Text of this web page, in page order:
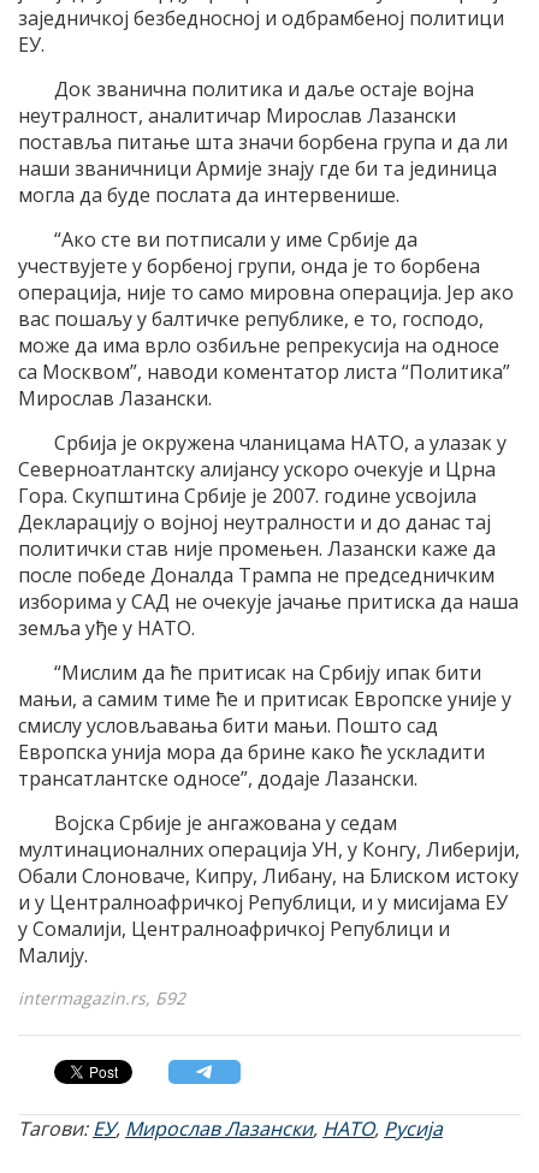
заједничкој безбедносној и одбрамбеној политици
ЕУ.
Док званична политика и даље остаје војна
неутралност, аналитичар Мирослав Лазански
поставља питање шта значи борбена група и да ли
наши званичници Армије знају где би та јединица
могла да буде послата да интервенише.
“Ако сте ви потписали у име Србије да
учествујете у борбеној групи, онда је то борбена
операција, није то само мировна операција. Јер ако
вас пошаљу у балтичке републике, е то, господо,
може да има врло озбиљне репрекусија на односе
са Москвом”, наводи коментатор листа “Политика”
Мирослав Лазански.
Србија је окружена чланицама НАТО, а улазак у
Северноатлантску алијансу ускоро очекује и Црна
Гора. Скупштина Србије је 2007. године усвојила
Декларацију о војној неутралности и до данас тај
политички став није промењен. Лазански каже да
после победе Доналда Трампа не председничким
изборима у САД не очекује јачање притиска да наша
земља уђе у НАТО.
“Мислим да ће притисак на Србију ипак бити
мањи, а самим тиме ће и притисак Европске уније у
смислу условљавања бити мањи. Пошто сад
Европска унија мора да брине како ће ускладити
трансатлантске односе”, додаје Лазански.
Војска Србије је ангажована у седам
мултинационалних операција УН, у Конгу, Либерији,
Обали Слоноваче, Кипру, Либану, на Блиском истоку
и у Централноафричкој Републици, и у мисијама ЕУ
у Сомалији, Централноафричкој Републици и
Малију.
intermagazin.rs, Б92
Тагови:ЕУ, Мирослав Лазански, НАТО, Русија